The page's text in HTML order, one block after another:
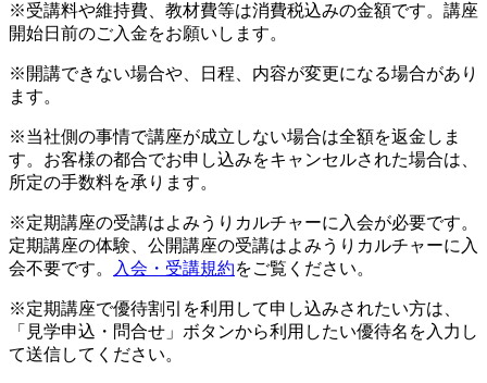
※受講料や維持費、教材費等は消費税込みの金額です。講座
開始日前のご入金をお願いします。
※開講できない場合や、日程、内容が変更になる場合があり
ます。
※当社側の事情で講座が成立しない場合は全額を返金しま
す。お客様の都合でお申し込みをキャンセルされた場合は、
所定の手数料を承ります。
※定期講座の受講はよみうりカルチャーに入会が必要です。
定期講座の体験、公開講座の受講はよみうりカルチャーに入
会不要です。
入会・受講規約をご覧ください。
※定期講座で優待割引を利用して申し込みされたい方は、
「見学申込・問合せ」ボタンから利用したい優待名を入力し
て送信してください。